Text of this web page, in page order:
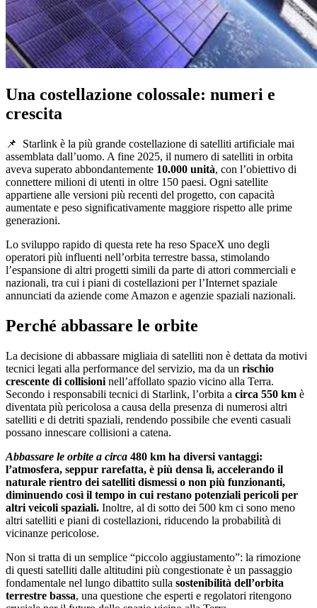
Una costellazione colossale: numeri e
crescita
📌
Starlink è la più grande costellazione di satelliti artificiale mai
assemblata dall’uomo. A fine 2025, il numero di satelliti in orbita
aveva superato abbondantemente 10.000 unità, con l’obiettivo di
connettere milioni di utenti in oltre 150 paesi. Ogni satellite
appartiene alle versioni più recenti del progetto, con capacità
aumentate e peso significativamente maggiore rispetto alle prime
generazioni.
Lo sviluppo rapido di questa rete ha reso SpaceX uno degli
operatori più influenti nell’orbita terrestre bassa, stimolando
l’espansione di altri progetti simili da parte di attori commerciali e
nazionali, tra cui i piani di costellazioni per l’Internet spaziale
annunciati da aziende come Amazon e agenzie spaziali nazionali.
Perché abbassare le orbite
La decisione di abbassare migliaia di satelliti non è dettata da motivi
tecnici legati alla performance del servizio, ma da un rischio
crescente di collisioni nell’affollato spazio vicino alla Terra.
Secondo i responsabili tecnici di Starlink, l’orbita a circa 550 km è
diventata più pericolosa a causa della presenza di numerosi altri
satelliti e di detriti spaziali, rendendo possibile che eventi casuali
possano innescare collisioni a catena.
Abbassare le orbite a circa 480 km ha diversi vantaggi:
l’atmosfera, seppur rarefatta, è più densa lì, accelerando il
naturale rientro dei satelliti dismessi o non più funzionanti,
diminuendo così il tempo in cui restano potenziali pericoli per
altri veicoli spaziali. Inoltre, al di sotto dei 500 km ci sono meno
altri satelliti e piani di costellazioni, riducendo la probabilità di
vicinanze pericolose.
Non si tratta di un semplice “piccolo aggiustamento”: la rimozione
di questi satelliti dalle altitudini più congestionate è un passaggio
fondamentale nel lungo dibattito sulla sostenibilità dell’orbita
terrestre bassa, una questione che esperti e regolatori ritengono